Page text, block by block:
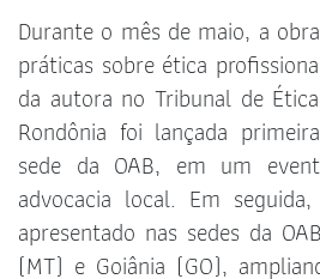
Durante o mês de maio, a
práticas sobre ética
da autora no Tribunal de
Rondônia foi lançada
sede da OAB, em um
advocacia local. Em
apresentado nas sedes da
(MT) e Goiânia (GO),